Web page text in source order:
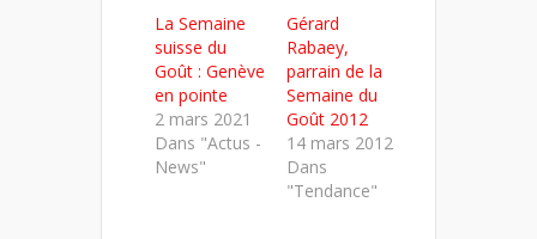
une
nouvelle
fenêtre)
nouvelle
fenêtre)
dans
une
nouvelle
fenêtre)
La Semaine
suisse du
Goût : Genève
en pointe
2 mars 2021
Dans "Actus -
News"
Gérard
Rabaey,
parrain de la
Semaine du
Goût 2012
14 mars 2012
Dans
"Tendance"